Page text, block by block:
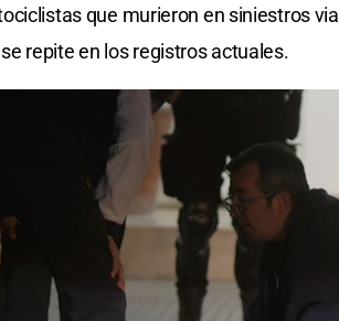
que murieron en siniestros
repite en los registros actuales.